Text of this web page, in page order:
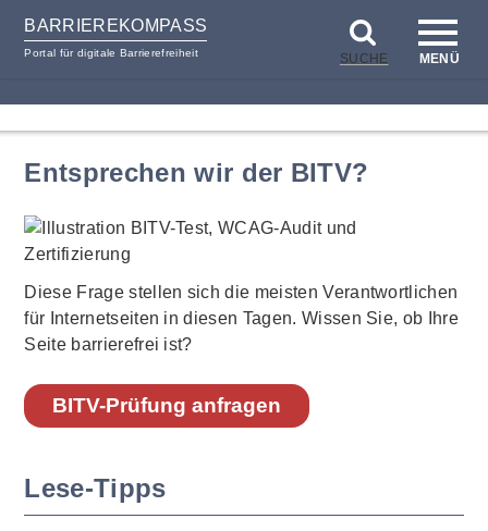
BARRIEREKOMPASS
Portal für digitale Barrierefreiheit SUCHE MENÜ
Entsprechen wir der BITV?
Diese Frage stellen sich die meisten Verantwortlichen
für Internetseiten in diesen Tagen. Wissen Sie, ob Ihre
Seite barrierefrei ist?
BITV-Prüfung anfragen
Lese-Tipps